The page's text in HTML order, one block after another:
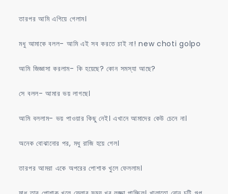
তারপর আমি এগিয়ে গেলাম।
মধু আমাকে বলল- আমি এই সব করতে চাই না! new choti golpo
আমি জিজ্ঞাসা করলাম- কি হয়েছে? কোন সমস্যা আছে?
সে বলল- আমার ভয় লাগছে।
আমি বললাম- ভয় পাওয়ার কিছু নেই। এখানে আমাদের কেউ চেনে না।
অনেক বোঝানোর পর, মধু রাজি হয়ে গেল।
তারপর আমরা একে অপরের পোশাক খুলে ফেললাম।